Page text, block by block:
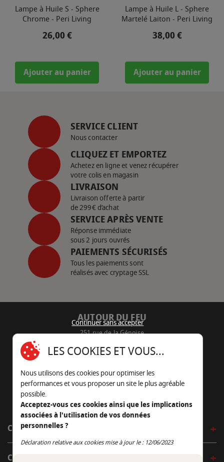
Lampe à Huile S - Sphere
Chrome - Peri Living
Prix
26,00 €
Ajouter au panier
Lampe à Huile L - Sphere
Martelé Laiton - Peri Living
Prix
38,00 €
Ajouter au panier
SERVICE CLIENT
Nous contacter
CLIQUEZ ET EMPORTEZ
Achetez en ligne et venez récupérer
votre colis en magasin
LIVRAISON
Livraison offerte à partir
de 299€ d’achat
SERVICE APRÈS VENTE
Réponse immédiate
sous 2 jours ouvrés
PAIEMENTS SÉCURISÉS
Tous les paiements sont
réalisés avec cryptage SSL
AUTOUR DU FEU
251 rue de la Génoise
05 45 22 98 09
Nous envoyer un e-mail
CÔTÉ OUTDOOR
CÔTÉ INDOOR
Continuer sans accepter
LES COOKIES ET VOUS...
Nous utilisons des cookies pour optimiser les
performances et vous proposer un site le plus agréable
possible.
Acceptez-vous ces cookies ainsi que les implications
associées à l'utilisation de vos données
personnelles ?
Déclaration relative aux cookies mise à jour le : 12/06/2023
Continuer sans accepter